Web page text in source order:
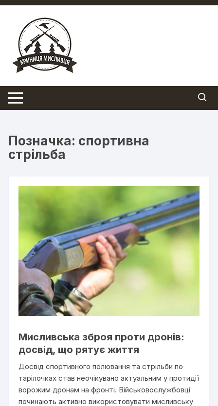
Перейти
вмісту
Позначка: спортивна
стрільба
Мисливська зброя проти дронів:
досвід, що рятує життя
Досвід спортивного полювання та стрільби по
тарілочках став неочікувано актуальним у протидії
ворожим дронам на фронті. Військовослужбовці
починають активно використовувати мисливську